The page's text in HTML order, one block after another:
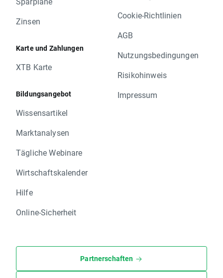
Zinsen
Karte und Zahlungen
XTB Karte
Bildungsangebot
Wissensartikel
Marktanalysen
Tägliche Webinare
Wirtschaftskalender
Hilfe
Online-Sicherheit
Cookie-Richtlinien
AGB
Nutzungsbedingungen
Risikohinweis
Impressum
Partnerschaften